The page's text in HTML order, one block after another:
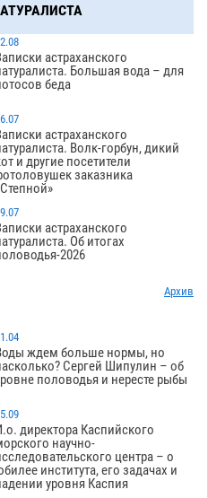
астраханского
Большая вода – для
беда
астраханского
Волк-горбун, дикий
и другие посетители
заказника
астраханского
Об итогах
2026
Архив
ждем больше нормы, но
Сергей Шипулин – об
половодья и нересте рыбы
директора Каспийского
научно-
центра – о
института, его задачах и
уровня Каспия